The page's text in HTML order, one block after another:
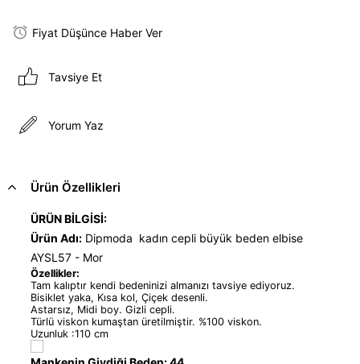
Fiyat Düşünce Haber Ver
Tavsiye Et
Yorum Yaz
Ürün Özellikleri
ÜRÜN BİLGİSİ:
Ürün Adı: Dipmoda kadın cepli büyük beden elbise
AYSL57 - Mor
Özellikler:
Tam kalıptır kendi bedeninizi almanızı tavsiye ediyoruz.
Bisiklet yaka, Kısa kol, Çiçek desenli.
Astarsız, Midi boy. Gizli cepli.
Türlü viskon kumaştan üretilmiştir. %100 viskon.
Uzunluk :110 cm